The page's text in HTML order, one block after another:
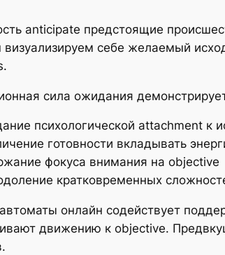
anticipate предстоящие
визуализируем себе желаемый
сила ожидания
психологической attachment к
готовности вкладывать
фокуса внимания на objective
кратковременных
онлайн содействует
движению к objective.